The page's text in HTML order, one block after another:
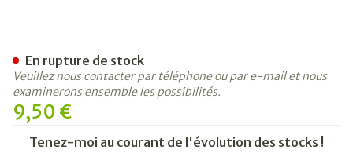
9,50 €
Tenez-moi au courant de l'évolution des stocks !
En rupture de stock
Veuillez nous contacter par téléphone ou par e-mail et nous
examinerons ensemble les possibilités.